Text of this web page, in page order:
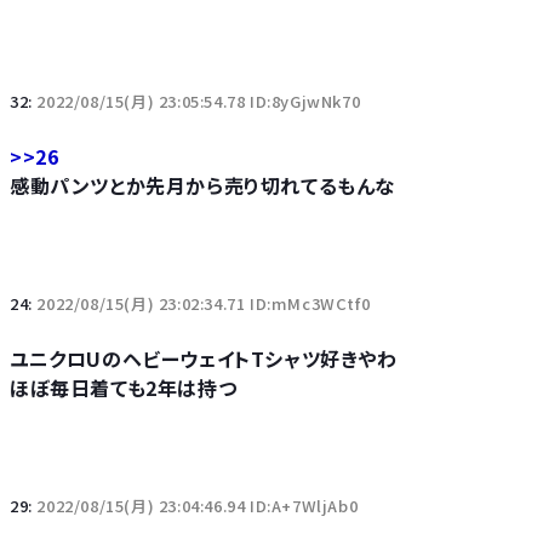
32: 2022/08/15(月) 23:05:54.78 ID:8yGjwNk70
>>26
感動パンツとか先月から売り切れてるもんな
24: 2022/08/15(月) 23:02:34.71 ID:mMc3WCtf0
ユニクロUのヘビーウェイトTシャツ好きやわ
ほぼ毎日着ても2年は持つ
29: 2022/08/15(月) 23:04:46.94 ID:A+7WljAb0